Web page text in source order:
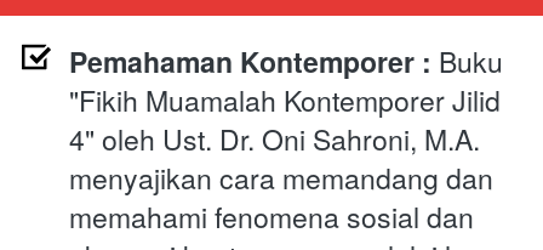
Pemahaman Kontemporer : Buku
"Fikih Muamalah Kontemporer Jilid
4" oleh Ust. Dr. Oni Sahroni, M.A.
menyajikan cara memandang dan
memahami fenomena sosial dan